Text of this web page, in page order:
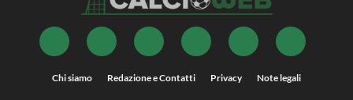
Chi siamo Redazione e Contatti Privacy Note legali